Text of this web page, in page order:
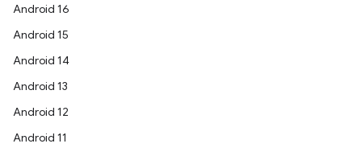
Android 16
Android 15
Android 14
Android 13
Android 12
Android 11